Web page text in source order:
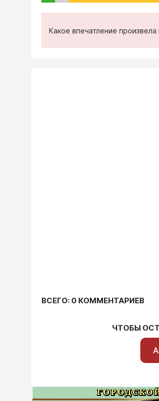
Какое впечатление
ВСЕГО: 0 КОММЕНТАРИЕВ
ЧТОБЫ